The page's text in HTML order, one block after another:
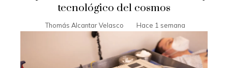
tecnológico del cosmos
Thomás Alcantar Velasco Hace 1 semana